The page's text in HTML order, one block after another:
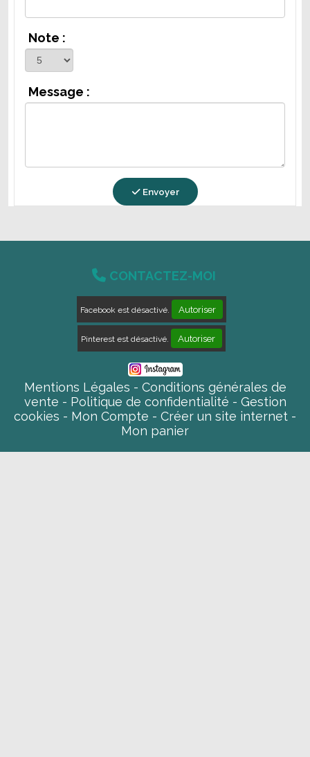
Note :
Message :
Envoyer
 CONTACTEZ-MOI
Facebook est désactivé. Autoriser
Pinterest est désactivé. Autoriser
Mentions Légales
Conditions générales de
vente
Politique de confidentialité
Gestion
cookies
Mon Compte
Créer un site internet
Mon panier